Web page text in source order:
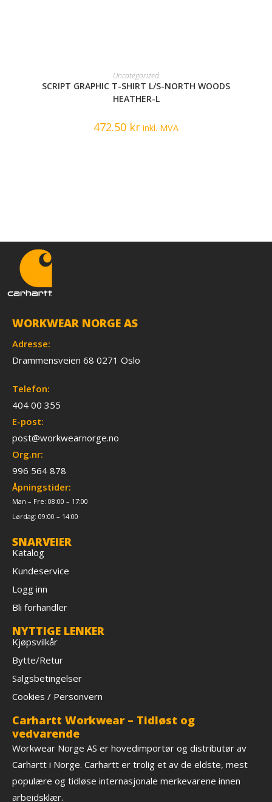
READ MORE
Uncategorized
SCRIPT GRAPHIC T-SHIRT L/S-NORTH WOODS
HEATHER-L
472.50 kr inkl. MVA
WORKWEAR NORGE AS
Adresse:
Drammensveien 68 0271 Oslo
Telefon:
404 00 355
E-post:
post@workwearnorge.no
Org.nr:
996 564 878
Åpningstider:
Man – Fre: 08:00 – 17:00
Lørdag: 09:00 – 14:00
SNARVEIER
Katalog
Kundeservice
Logg inn
Bli forhandler
NYTTIGE LENKER
Kjøpsvilkår
Bytte/Retur
Salgsbetingelser
Cookies / Personvern
Carhartt Workwear – Tidløst og
vedvarende
Workwear Norge AS er hovedimportør og distributør av
Carhartt i Norge. Carhartt er trolig et av de eldste, mest
populære og tidløse internasjonale merkevarene innen
arbeidsklær.